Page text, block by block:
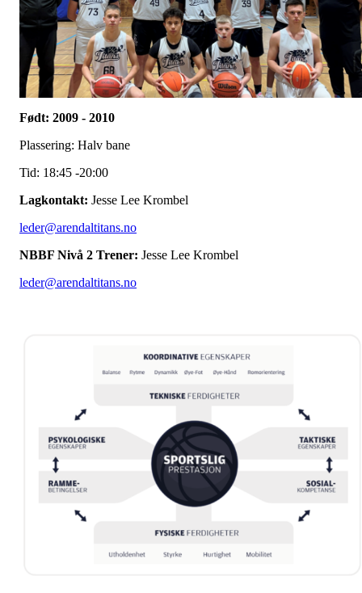
Født: 2009 - 2010
Plassering: Halv bane
Tid: 18:45 -20:00
Lagkontakt: Jesse Lee Krombel
leder@arendaltitans.no
NBBF Nivå 2 Trener: Jesse Lee Krombel
leder@arendaltitans.no